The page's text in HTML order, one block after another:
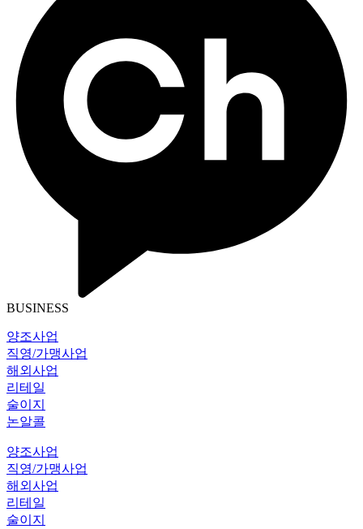
BUSINESS
양조사업
직영/가맹사업
해외사업
리테일
술이지
논알콜
양조사업
직영/가맹사업
해외사업
리테일
술이지